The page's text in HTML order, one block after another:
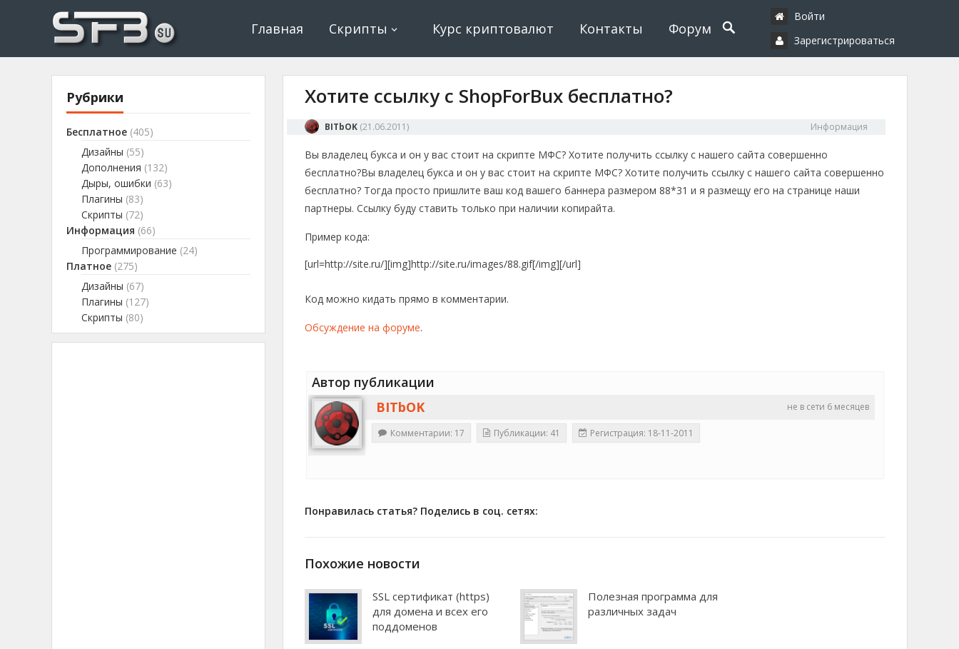
Буксы, программирование, криптовалюта
Главная Скрипты Курс криптовалют Контакты Форум
Войти
Зарегистрироваться
Хотите ссылку с ShopForBux бесплатно?
BITbOK (21.06.2011) Информация
Вы владелец букса и он у вас стоит на скрипте МФС? Хотите получить ссылку с нашего сайта совершенно
бесплатно?Вы владелец букса и он у вас стоит на скрипте МФС? Хотите получить ссылку с нашего сайта совершенно
бесплатно? Тогда просто пришлите ваш код вашего баннера размером 88*31 и я размещу его на странице наши
партнеры. Ссылку буду ставить только при наличии копирайта.
Пример кода:
[url=http://site.ru/][img]http://site.ru/images/88.gif[/img][/url]
Код можно кидать прямо в комментарии.
Обсуждение на форуме.
Автор публикации
не в сети 6 месяцев
BITbOK
Комментарии: 17 Публикации: 41 Регистрация: 18-11-2011
Понравилась статья? Поделись в соц. сетях:
Похожие новости
SSL сертификат (https)
для домена и всех его
поддоменов
Полезная программа для
различных задач
Рубрики
Бесплатное (405)
Дизайны (55)
Дополнения (132)
Дыры, ошибки (63)
Плагины (83)
Скрипты (72)
Информация (66)
Программирование (24)
Платное (275)
Дизайны (67)
Плагины (127)
Скрипты (80)